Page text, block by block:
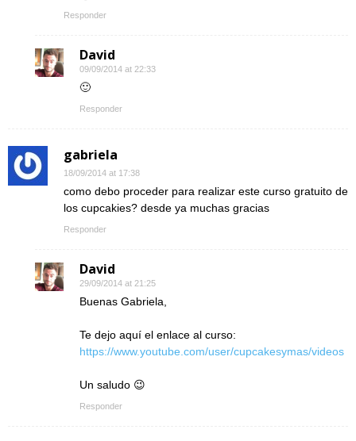
Responder
David
09/09/2014 at 22:33
🙂
Responder
gabriela
18/09/2014 at 17:38
como debo proceder para realizar este curso gratuito de
los cupcakies? desde ya muchas gracias
Responder
David
29/09/2014 at 21:25
Buenas Gabriela,
Te dejo aquí el enlace al curso:
https://www.youtube.com/user/cupcakesymas/videos
Un saludo 😉
Responder